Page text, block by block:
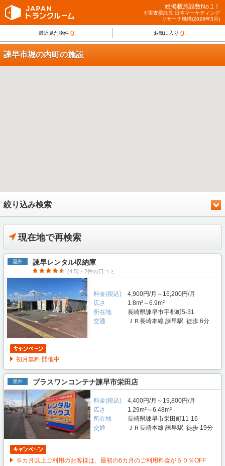
総掲載施設数No.1！
※実査委託先:日本マーケティング
リサーチ機構(2026年3月)
最近見た物件 0 お気に入り 0
諫早市堀の内町の施設
絞り込み検索
現在地で再検索
屋外 諫早レンタル収納庫
(4.5)・2件の口コミ
料金(税込)
4,900円/月～16,200円/月
広さ
1.8m²～6.9m²
所在地
長崎県諫早市宇都町5-31
交通
ＪＲ長崎本線 諫早駅 徒歩 6分
初月無料 開催中
屋外 プラスワンコンテナ諫早市栄田店
料金(税込)
4,400円/月～19,800円/月
広さ
1.29m²～6.48m²
所在地
長崎県諫早市栄田町11-16
交通
ＪＲ長崎本線 諫早駅 徒歩 19分
６カ月以上ご利用のお客様は、最初の6カ月のご利用料金が５０％OFF